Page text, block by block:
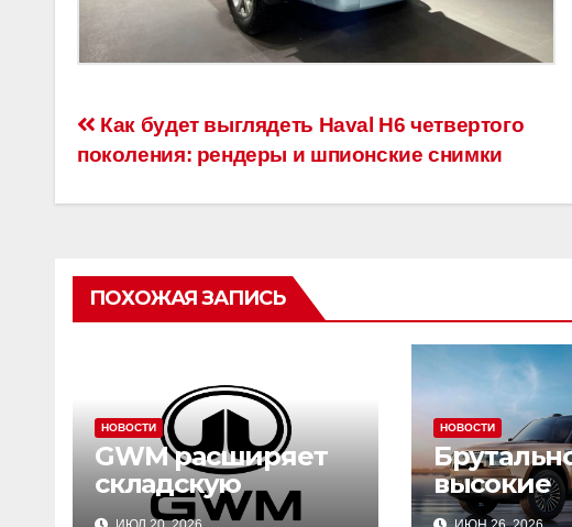
Навигация
Как будет выглядеть Haval H6 четвертого
поколения: рендеры и шпионские снимки
ПОХОЖАЯ ЗАПИСЬ
НОВОСТИ
GWM расширяет
складскую
инфраструктуру в
НОВОСТИ
высокие